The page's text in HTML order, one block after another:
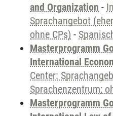
and Organization -
Sprachangebot
ohne CPs) -
Masterprogramm
International
Center:
Sprachenzentrum;
Masterprogramm